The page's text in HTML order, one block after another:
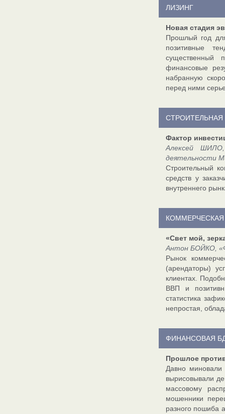
ЛИЗИНГ
Новая стадия
Прошлый год
позитивные
существенный
финансовые
набранную
перед ними
СТРОИТЕЛЬНАЯ
Фактор
Алексей ШИЛО,
деятельности
Строительный
средств у
внутреннего
«Свет мой,
Антон БОЙКО,
Рынок
(арендаторы)
клиентах.
ВВП и
статистика
непростая,
ФИНАНСОВАЯ
Прошлое
Давно
вырисовывали
массовому
мошенники
разного пошиба